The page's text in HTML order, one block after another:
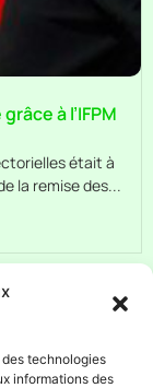
technologies
informations des
à l’IFPM
était à
la remise des...
Chercheurs
d'emploi